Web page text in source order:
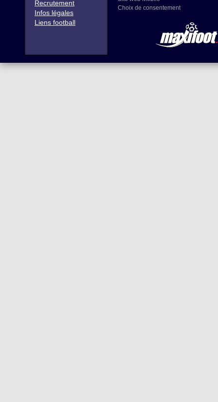
Recrutement
Infos légales
Liens football
Choix de consentement